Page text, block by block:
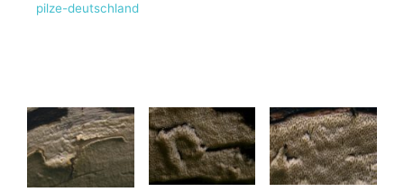
pilze-deutschland